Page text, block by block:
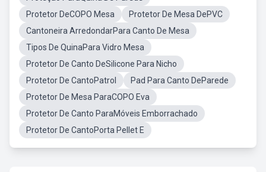
Protetor DeCOPO Mesa
Protetor De Mesa DePVC
Cantoneira ArredondarPara Canto De Mesa
Tipos De QuinaPara Vidro Mesa
Protetor De Canto DeSilicone Para Nicho
Protetor De CantoPatrol
Pad Para Canto DeParede
Protetor De Mesa ParaCOPO Eva
Protetor De Canto ParaMóveis Emborrachado
Protetor De CantoPorta Pellet E